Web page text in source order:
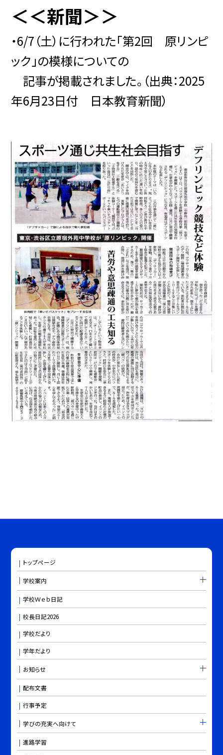
＜＜新聞＞＞
・6/7（土）に行われた「第2回 原リンピ
ック」の模様についての
記事が掲載されました。（出典：2025
年6月23日付 日本教育新聞）
トップページ
学校案内
学校Ｗｅｂ日記
校長日記2026
学校だより
学年だより
お知らせ
配布文書
行事予定
学びの充実へ向けて
進路学習